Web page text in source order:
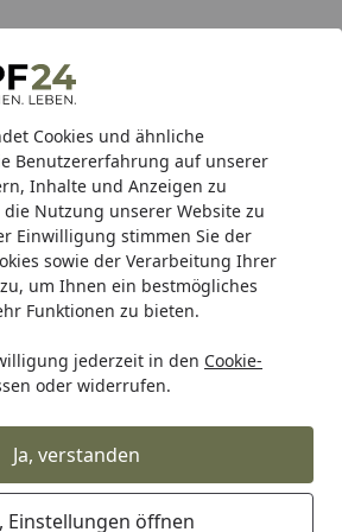
Cookies und ähnliche
Benutzererfahrung auf unserer
Inhalte und Anzeigen zu
Nutzung unserer Website zu
Einwilligung stimmen Sie der
sowie der Verarbeitung Ihrer
um Ihnen ein bestmögliches
Funktionen zu bieten.
jederzeit in den Cookie-
oder widerrufen.
Ja, verstanden
Einstellungen öffnen
Store
Hotline
gratis Sandfilteranlage & Pool-
bis 468,99€)
Wohndekoration Deko Aquarien &
PAS 300